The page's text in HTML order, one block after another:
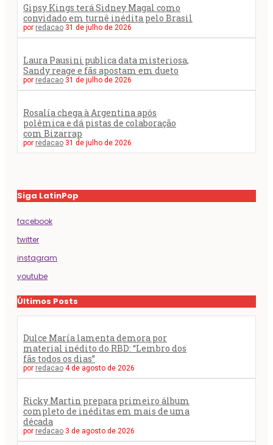
Gipsy Kings terá Sidney Magal como
convidado em turnê inédita pelo Brasil
por redacao 31 de julho de 2026
Laura Pausini publica data misteriosa,
Sandy reage e fãs apostam em dueto
por redacao 31 de julho de 2026
Rosalía chega à Argentina após
polêmica e dá pistas de colaboração
com Bizarrap
por redacao 31 de julho de 2026
Siga LatinPop
facebook
twitter
instagram
youtube
Últimos Posts
Dulce María lamenta demora por
material inédito do RBD: “Lembro dos
fãs todos os dias”
por redacao 4 de agosto de 2026
Ricky Martin prepara primeiro álbum
completo de inéditas em mais de uma
década
por redacao 3 de agosto de 2026